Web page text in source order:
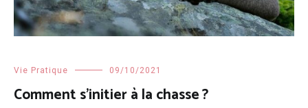
Vie Pratique 09/10/2021
Comment s’initier à la chasse ?